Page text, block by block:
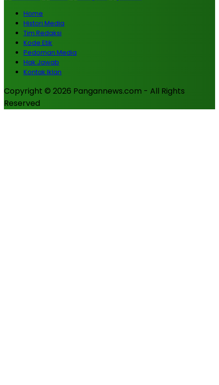
Home
Histori Media
Tim Redaksi
Kode Etik
Pedoman Media
Hak Jawab
Kontak Iklan
Copyright © 2026 Pangannews.com - All Rights
Reserved